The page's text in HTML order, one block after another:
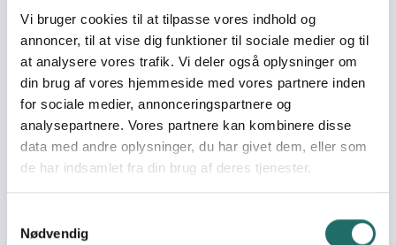
Vi bruger cookies til at tilpasse vores indhold og
annoncer, til at vise dig funktioner til sociale medier og til
at analysere vores trafik. Vi deler også oplysninger om
din brug af vores hjemmeside med vores partnere inden
for sociale medier, annonceringspartnere og
analysepartnere. Vores partnere kan kombinere disse
data med andre oplysninger, du har givet dem, eller som
de har indsamlet fra din brug af deres tjenester.
Nødvendig
kommunen ”Uribe Uribe”). Det planlagte primære
operationsområde bliver i en radius af 2 km. Mod öst og
syd med de marginale sektorer ”Las Lomas”, ”Bochica”,
”Molinos” og ”Marruecos”, i alt en mariginalbefolkning på
600.000 indbyggere.
Target groups
Projektets primære målgruppe er piger og drenge i
alderen 0 – 10 år af kategorierne gadebørn, forældreløse
børn og andre voldsramte børn, med et eller flere af
modtager skoleuddannelse· Börn, som arbejder i